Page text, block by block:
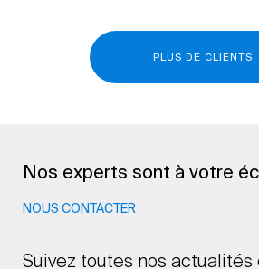
PLUS DE CLIENTS
Nos experts sont à votre
NOUS CONTACTER
Suivez toutes nos actualités